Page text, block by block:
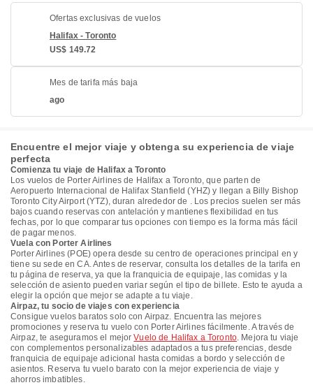
Ofertas exclusivas de vuelos
Halifax - Toronto
US$ 149.72
Mes de tarifa más baja
ago
Encuentre el mejor viaje y obtenga su experiencia de viaje
perfecta
Comienza tu viaje de Halifax a Toronto
Los vuelos de Porter Airlines de Halifax a Toronto, que parten de
Aeropuerto Internacional de Halifax Stanfield (YHZ) y llegan a Billy Bishop
Toronto City Airport (YTZ), duran alrededor de . Los precios suelen ser más
bajos cuando reservas con antelación y mantienes flexibilidad en tus
fechas, por lo que comparar tus opciones con tiempo es la forma más fácil
de pagar menos.
Vuela con Porter Airlines
Porter Airlines (POE) opera desde su centro de operaciones principal en y
tiene su sede en CA. Antes de reservar, consulta los detalles de la tarifa en
tu página de reserva, ya que la franquicia de equipaje, las comidas y la
selección de asiento pueden variar según el tipo de billete. Esto te ayuda a
elegir la opción que mejor se adapte a tu viaje.
Airpaz, tu socio de viajes con experiencia
Consigue vuelos baratos solo con Airpaz. Encuentra las mejores
promociones y reserva tu vuelo con Porter Airlines fácilmente. A través de
Airpaz, te aseguramos el mejorVuelo de Halifax a Toronto. Mejora tu viaje
con complementos personalizables adaptados a tus preferencias, desde
franquicia de equipaje adicional hasta comidas a bordo y selección de
asientos. Reserva tu vuelo barato con la mejor experiencia de viaje y
ahorros imbatibles.